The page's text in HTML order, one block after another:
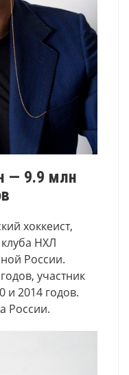
— 9.9 млн
хоккеист,
НХЛ
России.
участник
и 2014 годов.
России.